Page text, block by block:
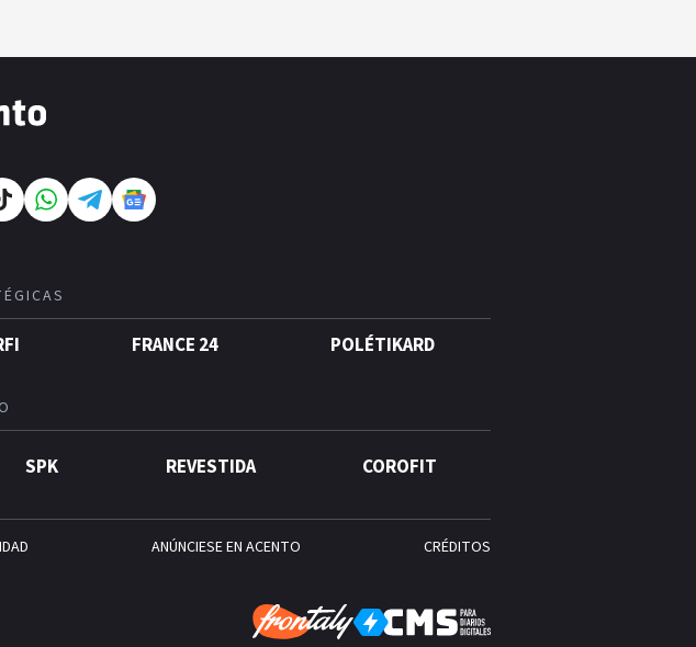
Santo Domingo 2026? Hora,
2019 y 2020
FRANCE 24 POLÉTIKARD
SPK REVESTIDA COROFIT
ANÚNCIESE EN ACENTO CRÉDITOS